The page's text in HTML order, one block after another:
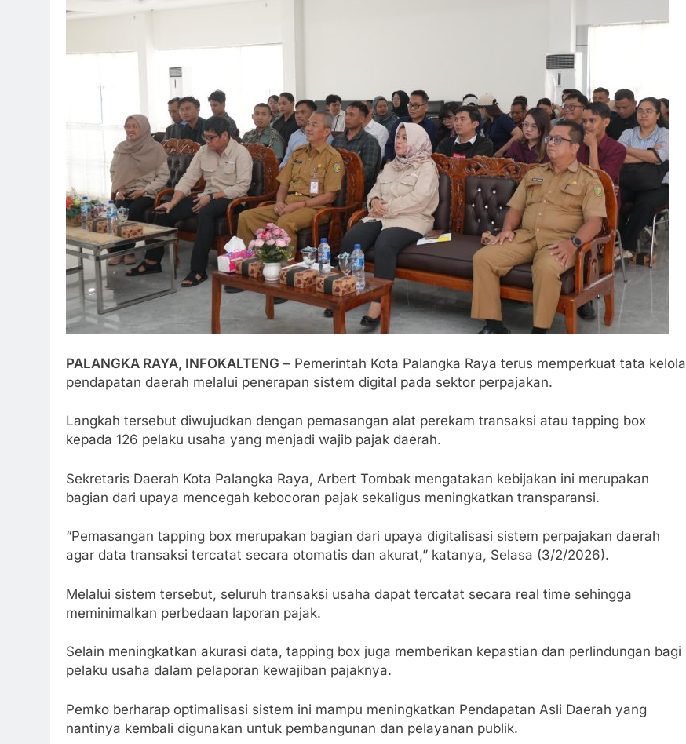
PALANGKA RAYA, INFOKALTENG – Pemerintah Kota Palangka Raya terus memperkuat tata kelola
pendapatan daerah melalui penerapan sistem digital pada sektor perpajakan.
Langkah tersebut diwujudkan dengan pemasangan alat perekam transaksi atau tapping box
kepada 126 pelaku usaha yang menjadi wajib pajak daerah.
Sekretaris Daerah Kota Palangka Raya, Arbert Tombak mengatakan kebijakan ini merupakan
bagian dari upaya mencegah kebocoran pajak sekaligus meningkatkan transparansi.
“Pemasangan tapping box merupakan bagian dari upaya digitalisasi sistem perpajakan daerah
agar data transaksi tercatat secara otomatis dan akurat,” katanya, Selasa (3/2/2026).
Melalui sistem tersebut, seluruh transaksi usaha dapat tercatat secara real time sehingga
meminimalkan perbedaan laporan pajak.
Selain meningkatkan akurasi data, tapping box juga memberikan kepastian dan perlindungan bagi
pelaku usaha dalam pelaporan kewajiban pajaknya.
Pemko berharap optimalisasi sistem ini mampu meningkatkan Pendapatan Asli Daerah yang
nantinya kembali digunakan untuk pembangunan dan pelayanan publik.